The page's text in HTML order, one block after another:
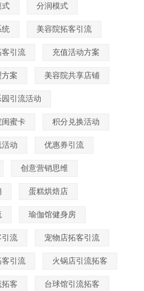
式 分润模式
美容院拓客引流
客引流 充值活动方案
案 美容院共享店铺
园引流活动
闺蜜卡 积分兑换活动
动 优惠券引流
创意营销思维
蛋糕烘焙店
瑜伽馆健身房
引流 宠物店拓客引流
客引流 火锅店引流拓客
客 台球馆引流拓客